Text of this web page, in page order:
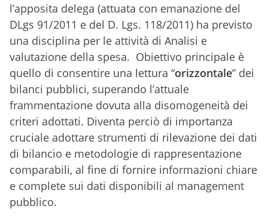
l’apposita delega (attuata con emanazione del
DLgs 91/2011 e del D. Lgs. 118/2011) ha previsto
una disciplina per le attività di Analisi e
valutazione della spesa. Obiettivo principale è
quello di consentire una lettura “orizzontale” dei
bilanci pubblici, superando l’attuale
frammentazione dovuta alla disomogeneità dei
criteri adottati. Diventa perciò di importanza
cruciale adottare strumenti di rilevazione dei dati
di bilancio e metodologie di rappresentazione
comparabili, al fine di fornire informazioni chiare
e complete sui dati disponibili al management
pubblico.